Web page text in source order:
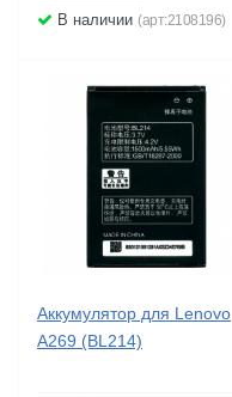
В наличии (арт:2108196)
Аккумулятор для Lenovo
A269 (BL214)